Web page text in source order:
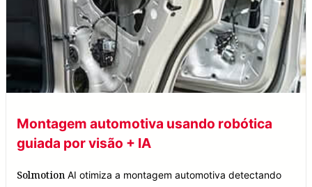
Montagem automotiva usando robótica
guiada por visão + IA
Solmotion AI otimiza a montagem automotiva detectando